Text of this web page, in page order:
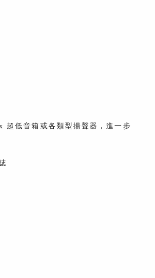
超低音箱或各類型揚聲器，進一步